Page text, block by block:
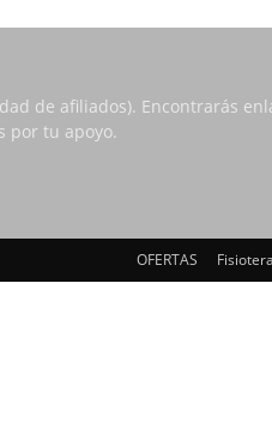
de afiliados). Encontrarás
por tu apoyo.
OFERTAS